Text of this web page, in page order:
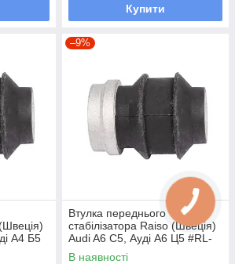
Купити
А4 Б5
–9%
Втулка переднього
стабілізатора Raiso (Швеція)
Audi A6 C5, Ауді А6 Ц5 #RL-
411317B UAMCUDQ7
В наявності